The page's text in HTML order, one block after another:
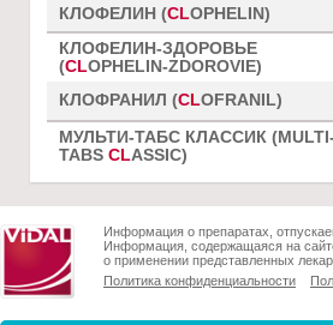
КЛОФЕЛИН (CLOPHELIN)
КЛОФЕЛИН-ЗДОРОВЬЕ
(CLOPHELIN-ZDOROVIE)
КЛОФРАНИЛ (CLOFRANIL)
МУЛЬТИ-ТАБС КЛАССИК (MULTI-
TABS CLASSIC)
Информация о препаратах,
Информация, содержащаяся на
о применении представленных
Политика конфиденциальности